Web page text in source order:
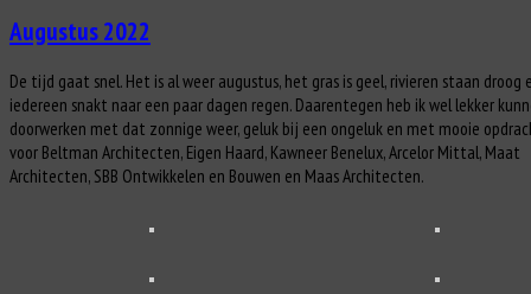
Augustus 2022
De tijd gaat snel. Het is al weer augustus, het gras is geel, rivieren staan droog
iedereen snakt naar een paar dagen regen. Daarentegen heb ik wel lekker
doorwerken met dat zonnige weer, geluk bij een ongeluk en met mooie
voor Beltman Architecten, Eigen Haard, Kawneer Benelux, Arcelor Mittal, Maat
Architecten, SBB Ontwikkelen en Bouwen en Maas Architecten.